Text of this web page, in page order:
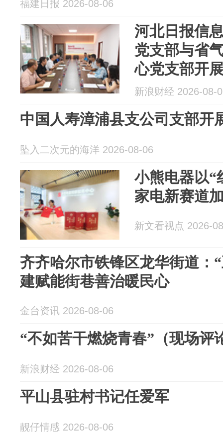
福建日报 2026-08-06
河北日报信
党支部与省
心党支部开
新浪财经 2026-08-
中国人寿漳浦县支公司支部开
坠入二次元的海洋 2026-08-06
小熊电器以“
家电新赛道
新文看视点 2026-
齐齐哈尔市铁锋区龙华街道：
建赋能街巷善治暖民心
金台资讯 2026-08-06
“不如苦干燃烧青春”（现场评
新浪财经 2026-08-06
平山县驻村书记任爱军
靓仔情感 2026-08-06